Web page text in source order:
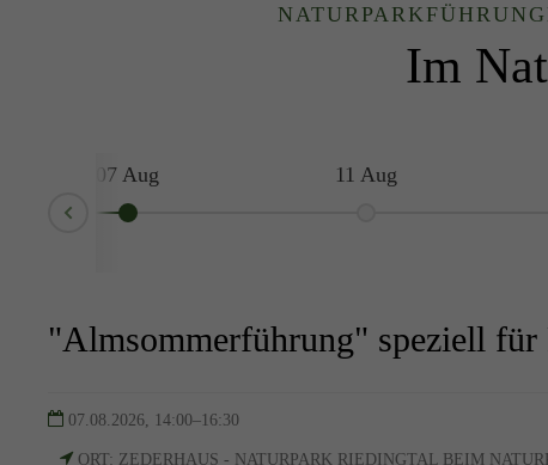
Im
07 Aug 11 Aug
"Almsommerführung" speziell für
07.08.2026, 14:00–16:30
ORT: ZEDERHAUS - NATURPARK RIEDINGTAL BEIM